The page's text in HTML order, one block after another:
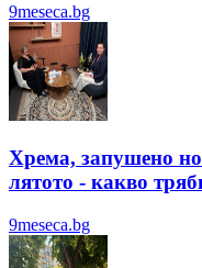
9meseca.bg
Хрема, запушено
лятотo - какво
9meseca.bg